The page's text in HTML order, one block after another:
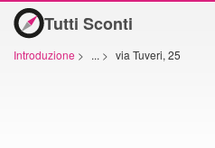
Tutti Sconti
Introduzione > ... > via Tuveri, 25